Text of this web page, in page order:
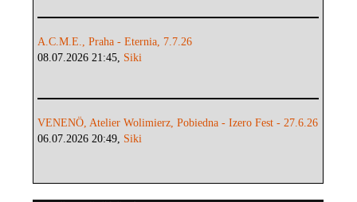
A.C.M.E., Praha - Eternia, 7.7.26
08.07.2026 21:45, Siki
VENENÖ, Atelier Wolimierz, Pobiedna - Izero Fest - 27.6.26
06.07.2026 20:49, Siki